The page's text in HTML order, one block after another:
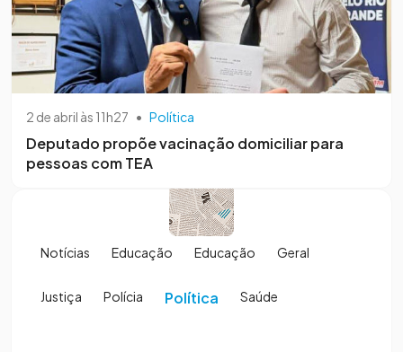
2 de abril às 11h27 • Política
Deputado propõe vacinação domiciliar para
pessoas com TEA
Notícias Educação Educação Geral
Justiça Polícia Política Saúde